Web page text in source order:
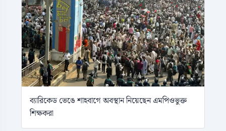
ব্যারিকেড ভেঙে শাহবাগে অবস্থান নিয়েছেন এমপিওভুক্ত
শিক্ষকরা